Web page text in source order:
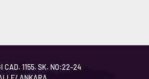
CAD. 1155. SK. NO:22-24